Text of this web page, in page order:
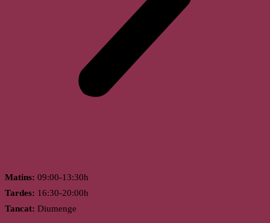
Matins: 09:00-13:30h
Tardes: 16:30-20:00h
Tancat: Diumenge